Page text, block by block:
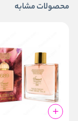
محصولات مشابه